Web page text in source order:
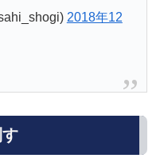
2018年12